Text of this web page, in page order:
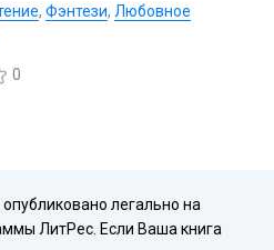
, Фэнтези, Любовное
0
легально на
ЛитРес. Если Ваша книга